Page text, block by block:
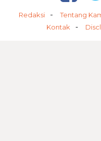
Redaksi Tentang
Kontak